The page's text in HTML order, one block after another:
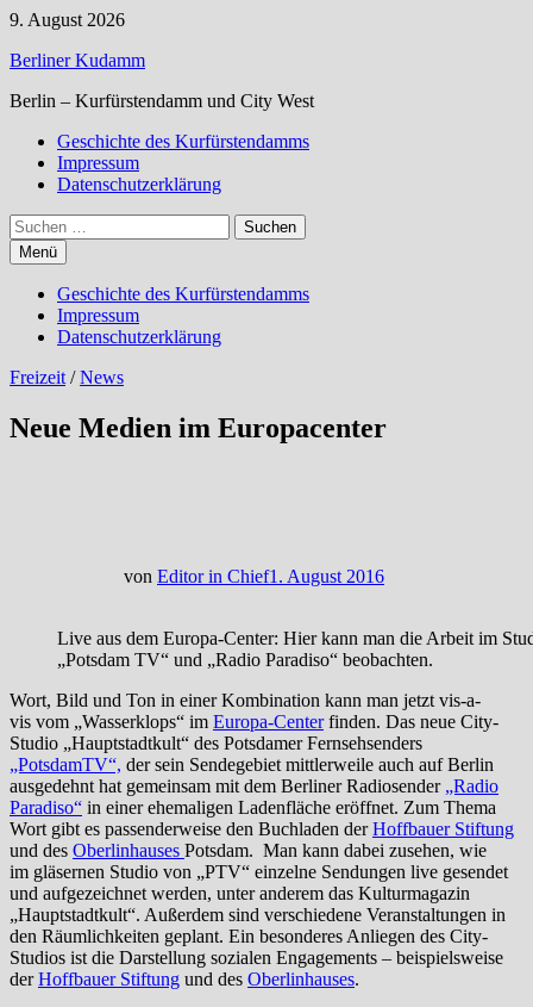
Zum
springen
9. August 2026
Berliner Kudamm
Berlin – Kurfürstendamm und City West
Geschichte des Kurfürstendamms
Impressum
Datenschutzerklärung
Suchen
nach:
Menü
Geschichte des Kurfürstendamms
Impressum
Datenschutzerklärung
Freizeit /News
Neue Medien im Europacenter
von Editor in Chief1. August 2016
Live aus dem Europa-Center: Hier kann man die Arbeit im
„Potsdam TV“ und „Radio Paradiso“ beobachten.
Wort, Bild und Ton in einer Kombination kann man jetzt vis-a-
vis vom „Wasserklops“ im Europa-Centerfinden. Das neue City-
Studio „Hauptstadtkult“ des Potsdamer Fernsehsenders
„PotsdamTV“, der sein Sendegebiet mittlerweile auch auf Berlin
ausgedehnt hat gemeinsam mit dem Berliner Radiosender „Radio
Paradiso“ in einer ehemaligen Ladenfläche eröffnet. Zum Thema
Wort gibt es passenderweise den Buchladen derHoffbauer Stiftung
und des Oberlinhauses Potsdam. Man kann dabei zusehen, wie
im gläsernen Studio von „PTV“ einzelne Sendungen live gesendet
und aufgezeichnet werden, unter anderem das Kulturmagazin
„Hauptstadtkult“. Außerdem sind verschiedene Veranstaltungen in
den Räumlichkeiten geplant. Ein besonderes Anliegen des City-
Studios ist die Darstellung sozialen Engagements – beispielsweise
derHoffbauer Stiftung und des Oberlinhauses.